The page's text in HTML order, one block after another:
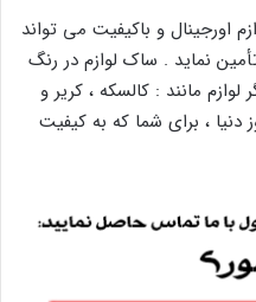
اورجینال و باکیفیت می تواند
نماید . ساک لوازم در رنگ
مانند : کالسکه ، کریر و
، برای شما که به کیفیت